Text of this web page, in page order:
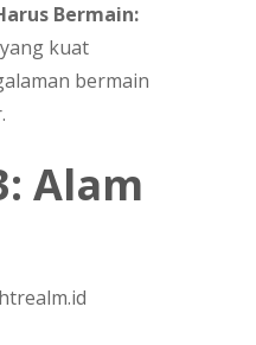
Bermain:
kuat
bermain
Alam